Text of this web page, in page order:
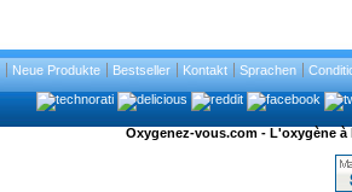
Neue Produkte Bestseller Kontakt Sprachen
Oxygenez-vous.com - L'oxygène